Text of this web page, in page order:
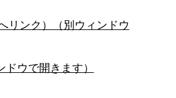
リンク）（別ウィンドウ
ウで開きます）